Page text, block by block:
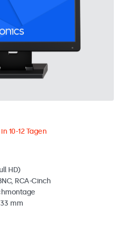
10-12 Tagen
HD)
RCA-Cinch
mm